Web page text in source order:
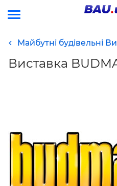
Майбутні будівельні
Виставка